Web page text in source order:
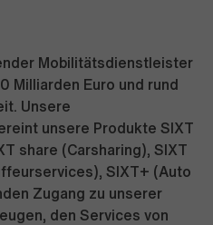
Mobilitätsdienstleister
Milliarden Euro und rund
Unsere
unsere Produkte SIXT
share (Carsharing), SIXT
SIXT+ (Auto
Zugang zu unserer
den Services von